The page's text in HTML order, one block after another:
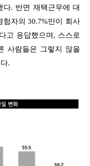
다. 반면 재택근무에 대
자의 30.7%만이 회사
고 응답했으며, 스스로
사람들은 그렇지 않을
.